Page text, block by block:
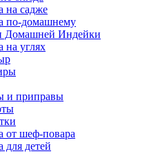
на садже
по-домашнему
Домашней Индейки
на углях
и приправы
от шеф-повара
для детей